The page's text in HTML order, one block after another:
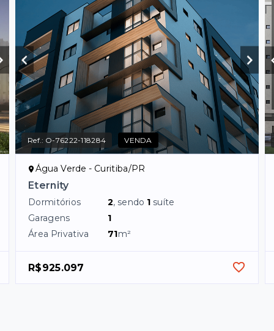
Ref.: O-76222-118284 VENDA
Água Verde - Curitiba/PR
Eternity
Dormitórios 2, sendo 1 suíte
Garagens
1
Área Privativa
71m²
R$925.097